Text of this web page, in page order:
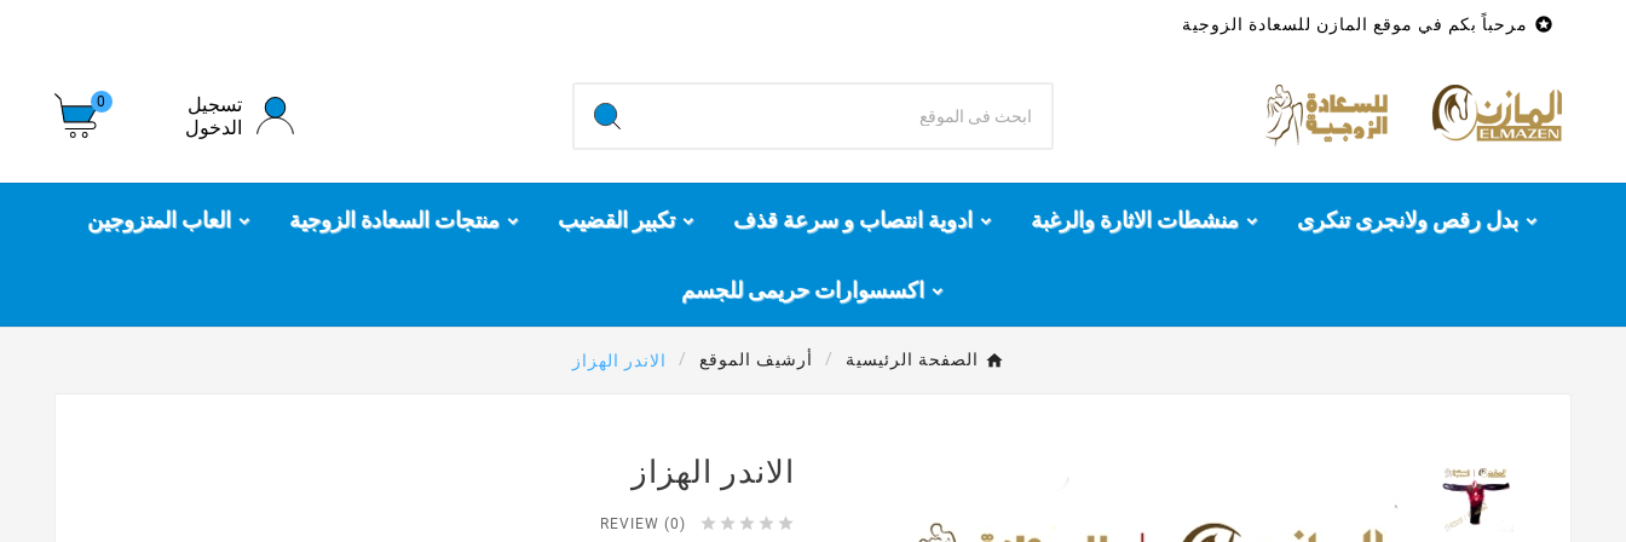
 مرحباً بكم في موقع المازن للسعادة الزوجية
تسجيل
الدخول
0
بدل رقص ولانجرى تنكرى منشطات الاثارة والرغبة ادوية انتصاب و سرعة قذف تكبير القضيب منتجات السعادة الزوجية العاب المتزوجين
اكسسوارات حريمى للجسم
الصفحة الرئيسية أرشيف الموقع الاندر الهزاز
الاندر الهزاز





REVIEW (0)